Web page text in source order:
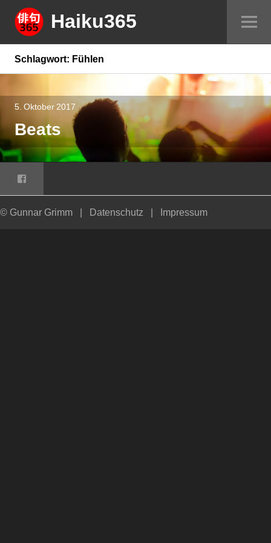
Springe
zum
Inhalt
Haiku365
Schlagwort: Fühlen
5. Oktober 2017
Beats
Facebook
© Gunnar Grimm | Datenschutz | Impressum